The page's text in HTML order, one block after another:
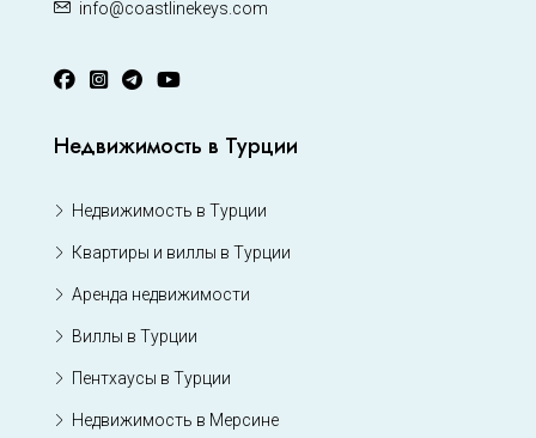
info@coastlinekeys.com
Недвижимость в Турции
Недвижимость в Турции
Квартиры и виллы в Турции
Аренда недвижимости
Виллы в Турции
Пентхаусы в Турции
Недвижимость в Мерсине